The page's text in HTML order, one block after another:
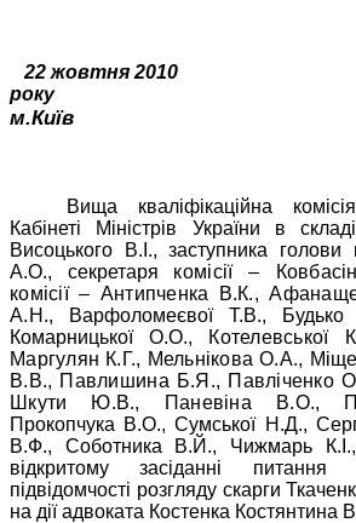
22 жовтня 2010
року
м.Київ
Вища кваліфікаційна
Кабінеті Міністрів України в
Висоцького В.І., заступника голови
А.О., секретаря комісії –
комісії – Антипченка В.К.,
А.Н., Варфоломеєвої Т.В.,
Комарницької О.О.,
Маргулян К.Г., Мельнікова О.А.,
В.В., Павлишина Б.Я., Павліченко
Шкути Ю.В., Паневіна В.О.,
Прокопчука В.О., Сумської Н.Д.,
В.Ф., Соботника В.Й., Чижмарь
відкритому засіданні
підвідомчості розгляду скарги
на дії адвоката Костенка Костянтина